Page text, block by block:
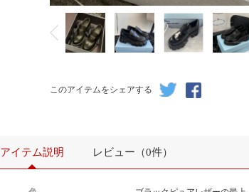
このアイテムをシェアする
アイテム説明 レビュー（0件）